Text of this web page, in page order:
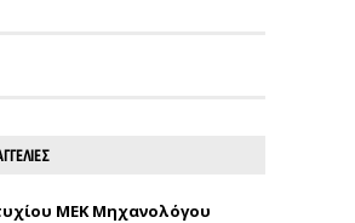
ΜΕΚ Μηχανολόγου